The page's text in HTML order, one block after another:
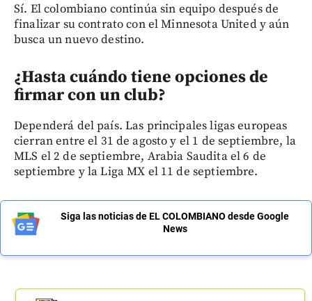
Sí. El colombiano continúa sin equipo después de
finalizar su contrato con el Minnesota United y aún
busca un nuevo destino.
¿Hasta cuándo tiene opciones de
firmar con un club?
Dependerá del país. Las principales ligas europeas
cierran entre el 31 de agosto y el 1 de septiembre, la
MLS el 2 de septiembre, Arabia Saudita el 6 de
septiembre y la Liga MX el 11 de septiembre.
Siga las noticias de EL COLOMBIANO desde Google
News